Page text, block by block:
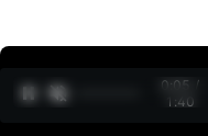
0:06 /
1:40